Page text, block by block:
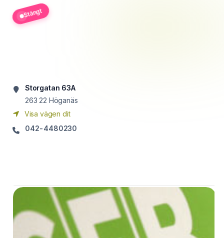
Stängt
Storgatan 63A
263 22 Höganäs
Visa vägen dit
042-4480230